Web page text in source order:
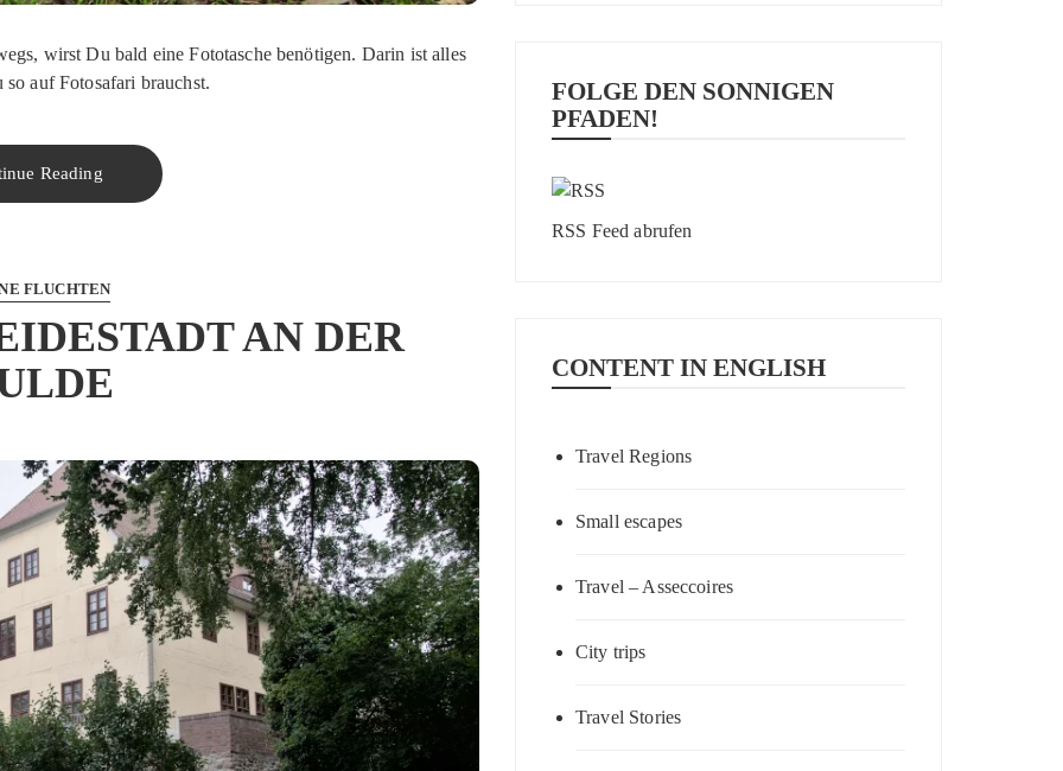
wirst Du bald eine Fototasche benötigen. Darin ist alles
auf Fotosafari brauchst.
Reading
FLUCHTEN
AN DER
FOLGE DEN SONNIGEN
PFADEN!
RSS Feed abrufen
CONTENT IN ENGLISH
Travel Regions
Small escapes
Travel – Asseccoires
City trips
Travel Stories